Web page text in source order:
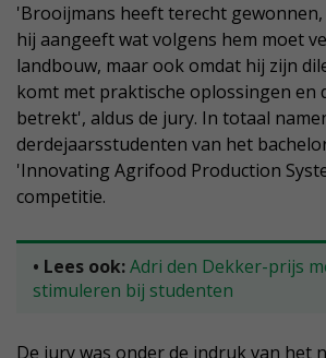
'Brooijmans heeft terecht
hij aangeeft wat volgens hem moet
landbouw, maar ook omdat hij zijn
komt met praktische oplossingen en
betrekt', aldus de jury. In totaal
derdejaarsstudenten van het
'Innovating Agrifood Production
competitie.
• Lees ook:Adri den Dekker-prijs
stimuleren bij studenten
De jury was onder de indruk van het